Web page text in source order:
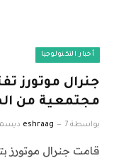
أخبار التكنولوجيا
جنرال موتورز
مجتمعية من المستوى 2
بواسطة eshraag 7 ديسمبر، 2022
قامت جنرال